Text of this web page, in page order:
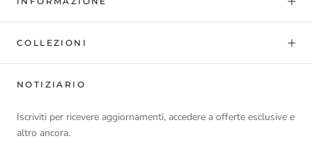
COLLEZIONI
NOTIZIARIO
Iscriviti per ricevere aggiornamenti, accedere a offerte esclusive e
altro ancora.